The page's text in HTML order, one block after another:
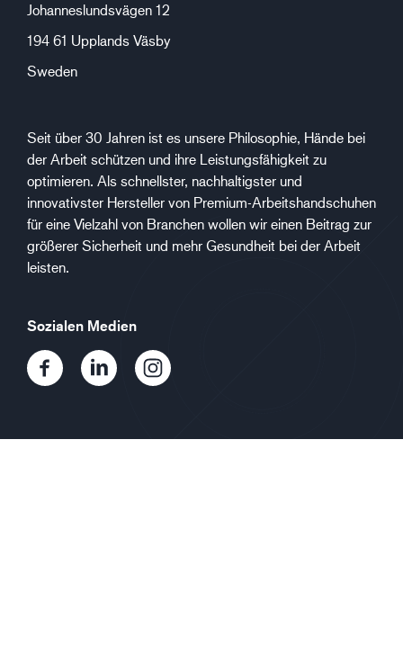
Johanneslundsvägen 12
194 61 Upplands Väsby
Sweden
Seit über 30 Jahren ist es unsere Philosophie, Hände bei
der Arbeit schützen und ihre Leistungsfähigkeit zu
optimieren. Als schnellster, nachhaltigster und
innovativster Hersteller von Premium-Arbeitshandschuhen
für eine Vielzahl von Branchen wollen wir einen Beitrag zur
größerer Sicherheit und mehr Gesundheit bei der Arbeit
leisten.
Sozialen Medien